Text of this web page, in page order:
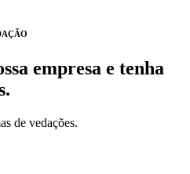
empresa e tenha
de vedações.